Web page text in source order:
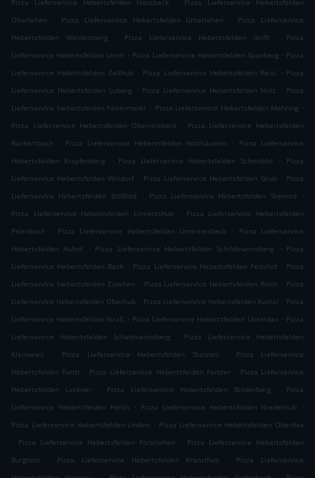
Pizza Lieferservice Hebertsfelden Hausbeck
Pizza Lieferservice Hebertsfelden
Oberlehen
. Pizza Lieferservice Hebertsfelden Unterlehen .
Pizza Lieferservice
Hebertsfelden Weidelsberg
. Pizza Lieferservice Hebertsfelden Griffl .
Pizza
Lieferservice Hebertsfelden Lerch . Pizza Lieferservice Hebertsfelden Spanberg . Pizza
Lieferservice Hebertsfelden Zellhub . Pizza Lieferservice Hebertsfelden Reisl . Pizza
Lieferservice Hebertsfelden Luberg . Pizza Lieferservice Hebertsfelden Holz . Pizza
Lieferservice Hebertsfelden Faltermeier . Pizza Lieferservice Hebertsfelden Mehring .
Pizza Lieferservice Hebertsfelden Oberreisbeck . Pizza Lieferservice Hebertsfelden
Rackersbach
. Pizza Lieferservice Hebertsfelden Holzhäuseln . Pizza Lieferservice
Hebertsfelden Krapfenberg
. Pizza Lieferservice Hebertsfelden Schmidöd .
Pizza
Lieferservice Hebertsfelden Windorf . Pizza Lieferservice Hebertsfelden Grub . Pizza
Lieferservice Hebertsfelden Stößlöd
. Pizza Lieferservice Hebertsfelden Sternöd
.
Pizza Lieferservice Hebertsfelden Linnertshub
.
Pizza Lieferservice Hebertsfelden
Prienbach
. Pizza Lieferservice Hebertsfelden Unterreisbeck .
Pizza Lieferservice
Hebertsfelden Auhof
. Pizza Lieferservice Hebertsfelden Schildmannsberg . Pizza
Lieferservice Hebertsfelden Bach . Pizza Lieferservice Hebertsfelden Feitshof . Pizza
Lieferservice Hebertsfelden Zulehen . Pizza Lieferservice Hebertsfelden Riem . Pizza
Lieferservice Hebertsfelden Oberhub . Pizza Lieferservice Hebertsfelden Kainzl . Pizza
Lieferservice Hebertsfelden Straß . Pizza Lieferservice Hebertsfelden Unterdax . Pizza
Lieferservice Hebertsfelden Schabmannsberg
.
Pizza Lieferservice Hebertsfelden
Kleinwies
. Pizza Lieferservice Hebertsfelden Starzen .
Pizza Lieferservice
Hebertsfelden Furth
. Pizza Lieferservice Hebertsfelden Forster . Pizza Lieferservice
Hebertsfelden Lackner
. Pizza Lieferservice Hebertsfelden Binderberg .
Pizza
Lieferservice Hebertsfelden Ferlin
. Pizza Lieferservice Hebertsfelden Niederhub
.
Pizza Lieferservice Hebertsfelden Linden . Pizza Lieferservice Hebertsfelden Oberdax
. Pizza Lieferservice Hebertsfelden Forstlehen . Pizza Lieferservice Hebertsfelden
Burgholz
. Pizza Lieferservice Hebertsfelden Kranzlhub .
Pizza Lieferservice
. .